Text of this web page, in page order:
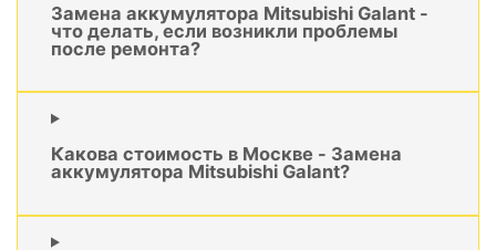
Замена аккумулятора Mitsubishi Galant -
что делать, если возникли проблемы
после ремонта?
Какова стоимость в Москве - Замена
аккумулятора Mitsubishi Galant?